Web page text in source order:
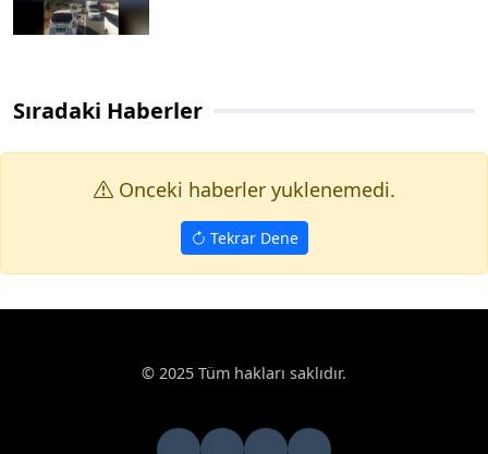
Sıradaki Haberler
Onceki haberler yuklenemedi.
Tekrar Dene
© 2025 Tüm hakları saklıdır.